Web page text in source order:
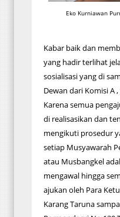
Eko Kurniawan
Kabar baik dan
yang hadir terlihat
sosialisasi yang di
Dewan dari Komisi A
Karena semua
di realisasikan dan
mengikuti prosedur
setiap Musyawarah
atau Musbangkel
mengawal hingga
ajukan oleh Para
Karang Taruna